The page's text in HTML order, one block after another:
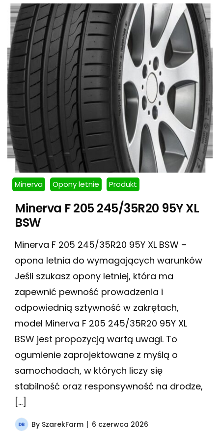
Minerva Opony letnie Produkt
Minerva F 205 245/35R20 95Y XL
BSW
Minerva F 205 245/35R20 95Y XL BSW –
opona letnia do wymagających warunków
Jeśli szukasz opony letniej, która ma
zapewnić pewność prowadzenia i
odpowiednią sztywność w zakrętach,
model Minerva F 205 245/35R20 95Y XL
BSW jest propozycją wartą uwagi. To
ogumienie zaprojektowane z myślą o
samochodach, w których liczy się
stabilność oraz responsywność na drodze,
[…]
By SzarekFarm 6 czerwca 2026